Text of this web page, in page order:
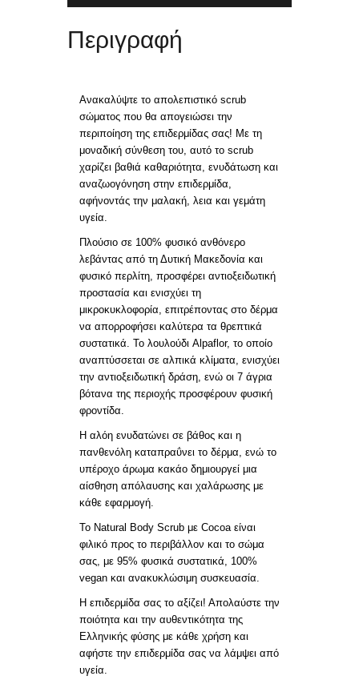
Περιγραφή
Ανακαλύψτε το απολεπιστικό scrub
σώματος που θα απογειώσει την
περιποίηση της επιδερμίδας σας! Με τη
μοναδική σύνθεση του, αυτό το scrub
χαρίζει βαθιά καθαριότητα, ενυδάτωση και
αναζωογόνηση στην επιδερμίδα,
αφήνοντάς την μαλακή, λεια και γεμάτη
υγεία.
Πλούσιο σε 100% φυσικό ανθόνερο
λεβάντας από τη Δυτική Μακεδονία και
φυσικό περλίτη, προσφέρει αντιοξειδωτική
προστασία και ενισχύει τη
μικροκυκλοφορία, επιτρέποντας στο δέρμα
να απορροφήσει καλύτερα τα θρεπτικά
συστατικά. Το λουλούδι Alpaflor, το οποίο
αναπτύσσεται σε αλπικά κλίματα, ενισχύει
την αντιοξειδωτική δράση, ενώ οι 7 άγρια
βότανα της περιοχής προσφέρουν φυσική
φροντίδα.
Η αλόη ενυδατώνει σε βάθος και η
πανθενόλη καταπραΰνει το δέρμα, ενώ το
υπέροχο άρωμα κακάο δημιουργεί μια
αίσθηση απόλαυσης και χαλάρωσης με
κάθε εφαρμογή.
Το Natural Body Scrub με Cocoa είναι
φιλικό προς το περιβάλλον και το σώμα
σας, με 95% φυσικά συστατικά, 100%
vegan και ανακυκλώσιμη συσκευασία.
Η επιδερμίδα σας το αξίζει! Απολαύστε την
ποιότητα και την αυθεντικότητα της
Ελληνικής φύσης με κάθε χρήση και
αφήστε την επιδερμίδα σας να λάμψει από
υγεία.